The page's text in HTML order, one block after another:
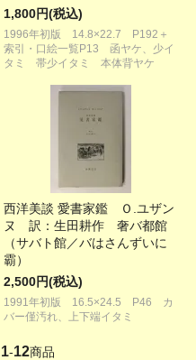
1,800円(税込)
1996年初版 14.8×22.7 P192＋
索引・口絵一覧P13 函ヤケ、少イ
タミ 帯少イタミ 本体背ヤケ
西洋美談 愛書家鑑 Ｏ.ユザン
ヌ 訳：生田耕作 奢バ都館
（サバト館／バはさんずいに
霸）
2,500円(税込)
1991年初版 16.5×24.5 P46 カ
バー僅汚れ、上下端イタミ
1-12商品